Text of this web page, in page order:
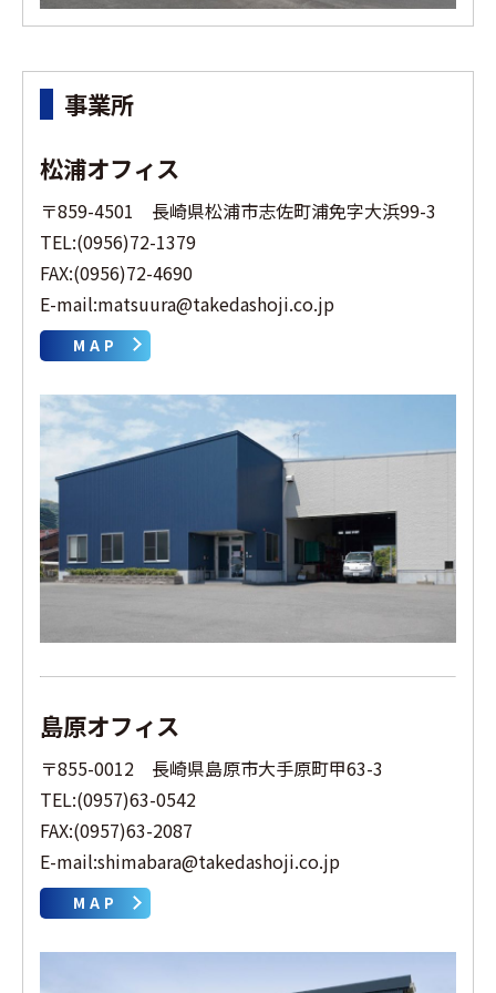
事業所
松浦オフィス
〒859-4501 長崎県松浦市志佐町浦免字大浜99-3
TEL:(0956)72-1379
FAX:(0956)72-4690
E-mail:matsuura@takedashoji.co.jp
MAP
島原オフィス
〒855-0012 長崎県島原市大手原町甲63-3
TEL:(0957)63-0542
FAX:(0957)63-2087
E-mail:shimabara@takedashoji.co.jp
MAP